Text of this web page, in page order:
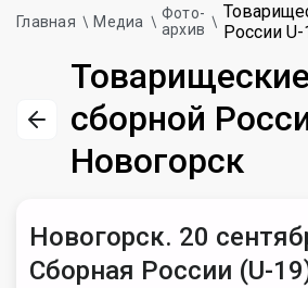
Главная Медиа
Фото-
архив
России
сборной
Новогорск
Новогорск. 20
Сборная России (U-